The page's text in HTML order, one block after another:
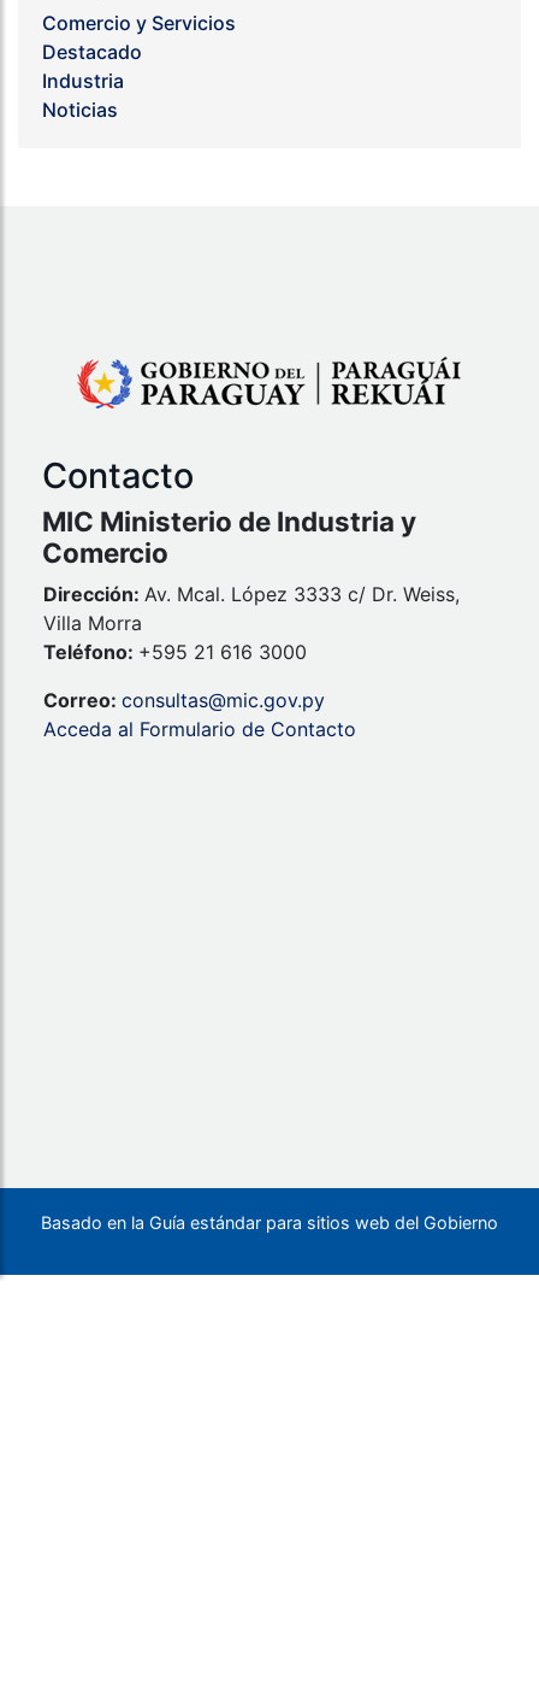
Comercio y Servicios
Destacado
Industria
Noticias
Contacto
MIC Ministerio de Industria y
Comercio
Dirección: Av. Mcal. López 3333 c/ Dr. Weiss,
Villa Morra
Teléfono: +595 21 616 3000
Correo: consultas@mic.gov.py
Acceda al Formulario de Contacto
Basado en la Guía estándar para sitios web del Gobierno